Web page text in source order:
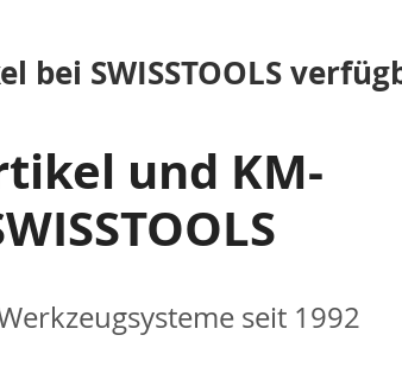
bei SWISSTOOLS
und KM-
seit 1992